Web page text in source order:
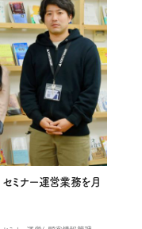
セミナー運営業務を月